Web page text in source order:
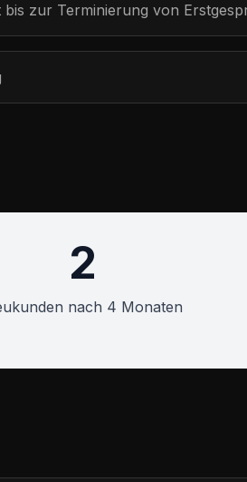
zur Terminierung von
2
nach 4 Monaten